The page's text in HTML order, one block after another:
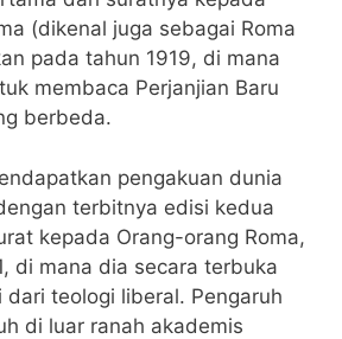
(dikenal juga sebagai Roma
pada tahun 1919, di mana
membaca Perjanjian Baru
berbeda.
pengakuan dunia
terbitnya edisi kedua
kepada Orang-orang Roma,
di mana dia secara terbuka
dari teologi liberal. Pengaruh
di luar ranah akademis